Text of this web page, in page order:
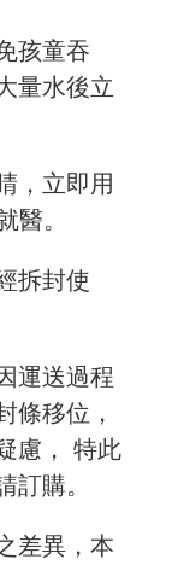
孩童吞
量水後立
，立即用
醫。
拆封使
運送過程
條移位，
慮， 特此
訂購。
差異，本